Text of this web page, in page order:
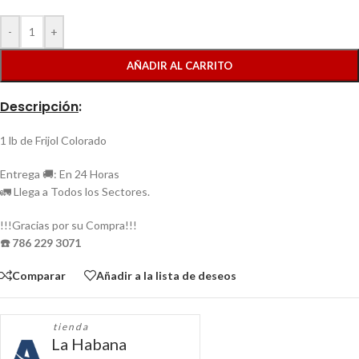
- +
AÑADIR AL CARRITO
Descripción:
1 lb de Frijol Colorado
Entrega 🚚: En 24 Horas
🚛 Llega a Todos los Sectores.
!!!Gracias por su Compra!!!
☎️ 786 229 3071
Comparar Añadir a la lista de deseos
tienda
La Habana